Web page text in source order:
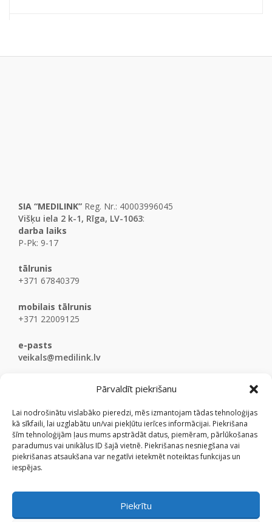
Pārvaldīt piekrišanu
Lai nodrošinātu vislabāko pieredzi, mēs izmantojam tādas tehnoloģijas
kā sīkfaili, lai uzglabātu un/vai piekļūtu ierīces informācijai. Piekrišana
šīm tehnoloģijām ļaus mums apstrādāt datus, piemēram, pārlūkošanas
paradumus vai unikālus ID šajā vietnē. Piekrišanas nesniegšana vai
piekrišanas atsaukšana var negatīvi ietekmēt noteiktas funkcijas un
iespējas.
Piekrītu
SIA “MEDILINK” Reg. Nr.: 40003996045
Višķu iela 2 k-1, Rīga, LV-1063:
darba laiks
P-Pk: 9-17
tālrunis
+371 67840379
mobilais tālrunis
+371 22009125
e-pasts
veikals@medilink.lv